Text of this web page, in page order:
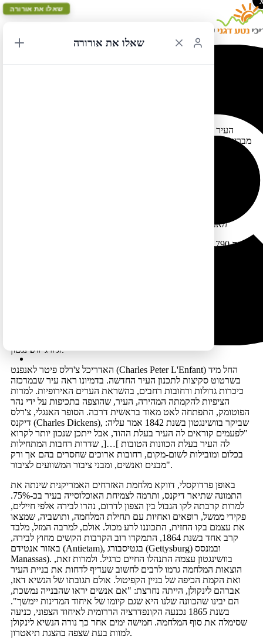
העיר וושינגטון אינה רק בנייני ממשל אפורים, מבנים עשויים שיש
מבריק ומקום מושבו של השלטון האמריקני. וושינגטון היא הרבה מאוד
האנדרטה לזכר הנשיא לינקולן
וג'ורג' וושינגטון.
האדריכל צ'רלס פיטר לאנפנט (Charles Peter L'Enfant) החל מיד
בשרטוט סקיצות לתכנון העיר החדשה. בדמיונו ראה עיר שבמרכזה
כיכרות גדולות ורחובות רחבים, בהשראת הערים האירופיות. למרות
הציפיות להקמתה המהירה, העיר, שהוצפה בתכיפות על ידי נהר
הפוטומק, התפתחה לאט מאוד בראשית דרכה. הסופר האנגלי, צ'רלס
דיקנס (Charles Dickens), שביקר בוושינגטון בשנת 1842 אמר עליה:
"לפעמים קוראים לה העיר בעלת ההוד, אבל ייתכן שנכון יותר לקרוא
לה העיר בעלת הכוונות הטובות ]…[, שדרות רחבות המתחילות
בכלום ומובילות לשום-מקום, רחובות ארוכים שחסרים בהם אך ורק
מבנים ואנשים, ומבני ציבור המשוועים לציבור".
באופן פרדוקסלי, דווקא מלחמת האזרחים האמריקנית שינתה את
התמונה שתיאר דיקנס, ותרמה לצמיחת האוכלוסייה בעיר בכ-75%.
למרות קרבתה לקו הגבול בין הצפון לדרום, נהרו לבירה אלפי חיילים,
פקידי ממשל, רופאים ואחיות עם תחילת המלחמה, ותושביה, שמצאו
את עצמם בקו החזית, התכוננו לרע מכול. אולם, למרבה המזל, מלבד
קרב אחד בשנת 1864, התמקדו רוב הקרבות הקשים מחוץ לבירה,
באזור אנטידם (Antietam), בגטיסבורג (Gettysburg) ובמנסס
Manassas). בוושינגטון עצמה התנהלו החיים כרגיל. ולמרות זאת,
הוצאות המלחמה גרמו לרבים לחשוב שעדיף לדחות את בניית העיר
ואת הקמת הכיפה של בניין הקפיטול. אולם תגובתו של הנשיא דאז,
אברהם לינקולן, הייתה נחרצת: "אם אנשים יראו שהבנייה נמשכת,
הם יבינו שהכוונה שלנו היא שגם קיומו של איחוד המדינות יימשך".
בשנת 1865 נכנעה הקונפדרציה הדרומית לאיחוד הצפוני, כניעה
שסימלה את סוף המלחמה. חמישה ימים אחר כך נורה הנשיא לינקולן
למוות בעת שצפה בהצגת תיאטרון.
שאלו את אורורה
שאלו את אורורה